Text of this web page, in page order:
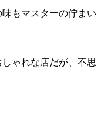
もマスターの佇まい
ゃれな店だが、不思